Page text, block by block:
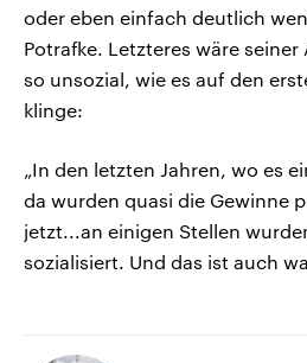
oder eben einfach deutlich
Potrafke. Letzteres wäre
so unsozial, wie es auf den
klinge:
„In den letzten Jahren, wo es
da wurden quasi die Gewinne
jetzt...an einigen Stellen
sozialisiert. Und das ist auch